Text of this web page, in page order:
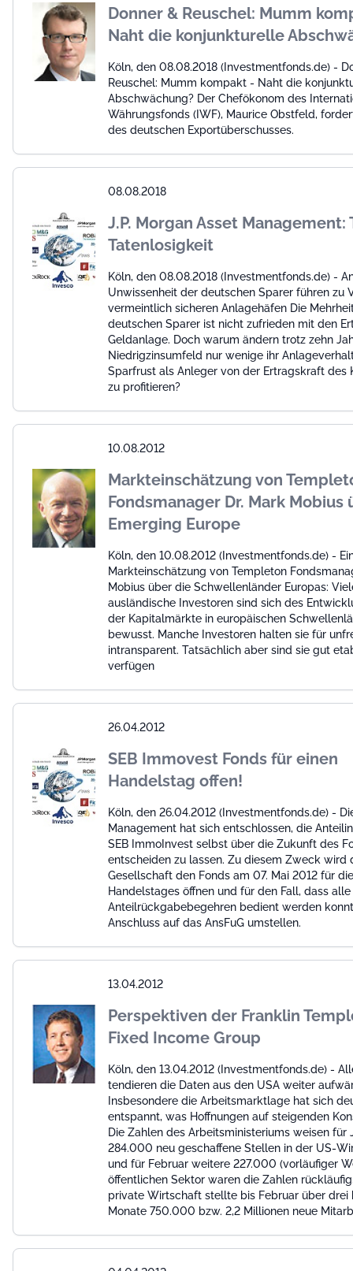
Donner & Reuschel: Mumm
Naht die konjunkturelle
Köln, den 08.08.2018 (Investmentfonds.de) -
Reuschel: Mumm kompakt - Naht die
Abschwächung? Der Chefökonom des
Währungsfonds (IWF), Maurice Obstfeld,
des deutschen Exportüberschusses.
08.08.2018
J.P. Morgan Asset Management:
Tatenlosigkeit
Köln, den 08.08.2018 (Investmentfonds.de) -
Unwissenheit der deutschen Sparer führen zu
vermeintlich sicheren Anlagehäfen Die
deutschen Sparer ist nicht zufrieden mit den
Geldanlage. Doch warum ändern trotz zehn
Niedrigzinsumfeld nur wenige ihr
Sparfrust als Anleger von der Ertragskraft des
zu profitieren?
10.08.2012
Markteinschätzung von
Fondsmanager Dr. Mark Mobius
Emerging Europe
Köln, den 10.08.2012 (Investmentfonds.de) -
Markteinschätzung von Templeton
Mobius über die Schwellenländer Europas:
ausländische Investoren sind sich des
der Kapitalmärkte in europäischen
bewusst. Manche Investoren halten sie für
intransparent. Tatsächlich aber sind sie gut
verfügen
26.04.2012
SEB Immovest Fonds für einen
Handelstag offen!
Köln, den 26.04.2012 (Investmentfonds.de) -
Management hat sich entschlossen, die
SEB ImmoInvest selbst über die Zukunft des
entscheiden zu lassen. Zu diesem Zweck wird
Gesellschaft den Fonds am 07. Mai 2012 für
Handelstages öffnen und für den Fall, dass alle
Anteilrückgabebegehren bedient werden
Anschluss auf das AnsFuG umstellen.
13.04.2012
Perspektiven der Franklin
Fixed Income Group
Köln, den 13.04.2012 (Investmentfonds.de) -
tendieren die Daten aus den USA weiter
Insbesondere die Arbeitsmarktlage hat sich
entspannt, was Hoffnungen auf steigenden
Die Zahlen des Arbeitsministeriums weisen für
284.000 neu geschaffene Stellen in der US-
und für Februar weitere 227.000 (vorläufiger
öffentlichen Sektor waren die Zahlen
private Wirtschaft stellte bis Februar über drei
Monate 750.000 bzw. 2,2 Millionen neue